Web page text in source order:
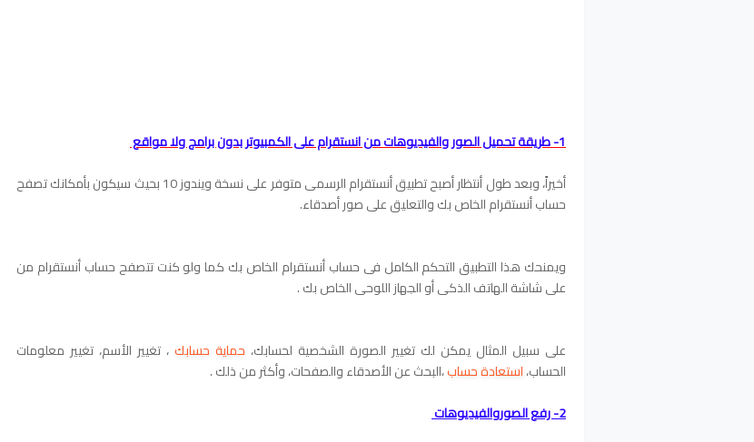
1- طريقة تحميل الصور والفيديوهات من انستقرام على الكمبيوتر بدون برامج ولا مواقع
أخيراً، وبعد طول أنتظار أصبح تطبيق أنستقرام الرسمى متوفر على نسخة ويندوز 10 بحيث سيكون بأمكانك تصفح
حساب أنستقرام الخاص بك والتعليق على صور أصدقاء.
ويمنحك هذا التطبيق التحكم الكامل فى حساب أنستقرام الخاص بك كما ولو كنت تتصفح حساب أنستقرام من
على شاشة الهاتف الذكى أو الجهاز اللوحى الخاص بك .
على سبيل المثال يمكن لك تغيير الصورة الشخصية لحسابك، حماية حسابك ، تغيير الأسم، تغيير معلومات
الحساب،استعادة حساب،البحث عن الأصدقاء والصفحات، وأكثر من ذلك .
2- رفع الصور
والفيديوهات